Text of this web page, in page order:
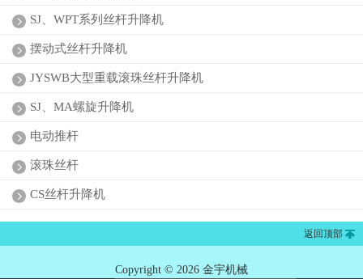
SJ、WPT系列丝杆升降机
摆动式丝杆升降机
JYSWB大型重载滚珠丝杆升降机
SJ、MA螺旋升降机
电动推杆
滚珠丝杆
CS丝杆升降机
返回顶部
Copyright © 2026 金宇机械